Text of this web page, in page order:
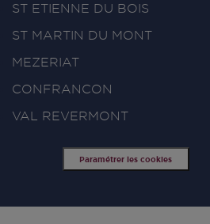
ST ETIENNE DU BOIS
ST MARTIN DU MONT
MEZERIAT
CONFRANCON
VAL REVERMONT
Paramétrer les cookies